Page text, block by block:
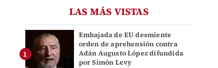
LAS MÁS VISTAS
Embajada de EU desmiente
orden de aprehensión contra
Adán Augusto López difundida
por Simón Levy